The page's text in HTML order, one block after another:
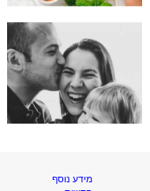
מידע נוסף